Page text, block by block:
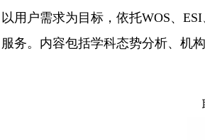
以用户需求为目标，依托WOS、
服务。内容包括学科态势分析、机